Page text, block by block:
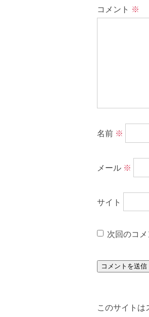
コメント ※
名前 ※
メール ※
サイト
次回のコ
このサイトは